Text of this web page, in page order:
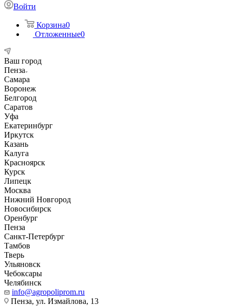
Войти
Корзина0
Отложенные0
Ваш город
Пенза
Самара
Воронеж
Белгород
Саратов
Уфа
Екатеринбург
Иркутск
Казань
Калуга
Красноярск
Курск
Липецк
Москва
Нижний Новгород
Новосибирск
Оренбург
Пенза
Санкт-Петербург
Тамбов
Тверь
Ульяновск
Чебоксары
Челябинск
info@agropoliprom.ru
Пенза, ул. Измайлова, 13